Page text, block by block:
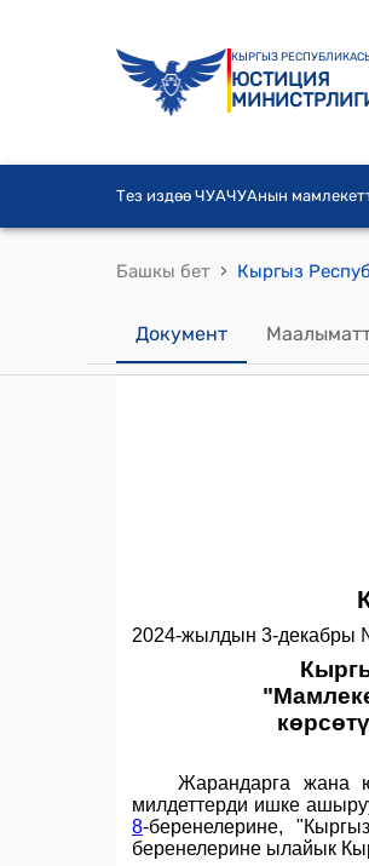
КЫРГЫЗ
ЮСТИЦИЯ
Тез издөө ЧУАЧУАнын
Башкы бет ›
Документ